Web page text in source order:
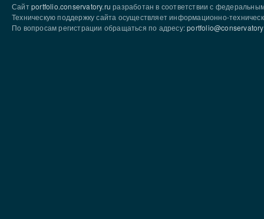
Сайтportfolio.conservatory.ru разработан в соответствии с
Техническую поддержку сайта осуществляет информационно-
По вопросам регистрации обращаться по адресу: